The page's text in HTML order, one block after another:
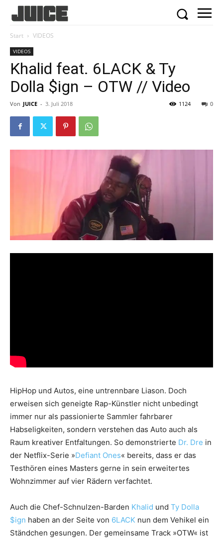
Start VIDEOS
VIDEOS
Khalid feat. 6LACK & Ty
Dolla $ign – OTW // Video
Von JUICE - 3. Juli 2018 0
1124
HipHop und Autos, eine untrennbare Liason. Doch
erweisen sich geneigte Rap-Künstler nicht unbedingt
immer nur als passionierte Sammler fahrbarer
Habseligkeiten, sondern verstehen das Auto auch als
Raum kreativer Entfaltungen. So demonstrierte Dr. Dre in
der Netflix-Serie »Defiant Ones« bereits, dass er das
Testhören eines Masters gerne in sein erweitertes
Wohnzimmer auf vier Rädern verfachtet.
Auch die Chef-Schnulzen-Barden Khalid und Ty Dolla
$ign haben an der Seite von 6LACK nun dem Vehikel ein
Ständchen gesungen. Der gemeinsame Track »OTW« ist